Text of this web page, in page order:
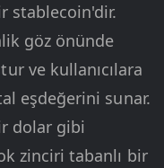
stablecoin'dir.
göz önünde
ve kullanıcılara
eşdeğerini sunar.
dolar gibi
zinciri tabanlı bir